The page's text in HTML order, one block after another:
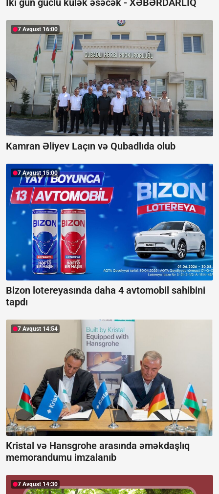
İki gün güclü külək əsəcək - XƏBƏRDARLIQ
7 Avqust 16:00
Kamran Əliyev Laçın və Qubadlıda olub
7 Avqust 15:00
Bizon lotereyasında daha 4 avtomobil sahibini
tapdı
7 Avqust 14:54
Kristal və Hansgrohe arasında əməkdaşlıq
memorandumu imzalanıb
7 Avqust 14:30